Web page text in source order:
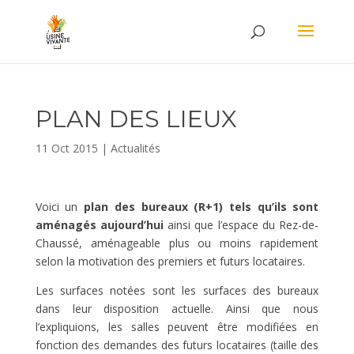
PLAN DES LIEUX
11 Oct 2015 | Actualités
Voici un plan des bureaux (R+1) tels qu’ils sont
aménagés aujourd’hui ainsi que l’espace du Rez-de-
Chaussé, aménageable plus ou moins rapidement
selon la motivation des premiers et futurs locataires.
Les surfaces notées sont les surfaces des bureaux
dans leur disposition actuelle. Ainsi que nous
l’expliquions, les salles peuvent être modifiées en
fonction des demandes des futurs locataires (taille des